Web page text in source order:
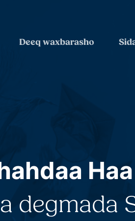
Deeq waxbarasho
degmada